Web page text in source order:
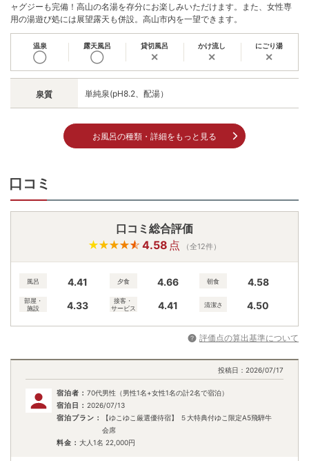
ャグジーも完備！高山の名湯を存分にお楽しみいただけます。また、女性専
用の湯遊び処には展望露天も併設。高山市内を一望できます。
温泉
◯
露天風呂
◯
貸切風呂
✕
かけ流し
✕
にごり湯
✕
泉質 単純泉(pH8.2、配湯）
お風呂の種類・詳細をもっと見る
口コミ
口コミ総合評価
4.58 点 （全12件）
風呂 4.41 夕食 4.66 朝食 4.58
部屋・
施設
4.33
接客・
サービス
4.41 清潔さ 4.50
評価点の算出基準について
投稿日： 2026/07/17
宿泊者： 70代男性（男性1名+女性1名の計2名で宿泊）
宿泊日： 2026/07/13
宿泊プラン：
【ゆこゆこ厳選優待宿】 ５大特典付ゆこ限定A5飛騨牛
会席
料金： 大人1名 22,000円